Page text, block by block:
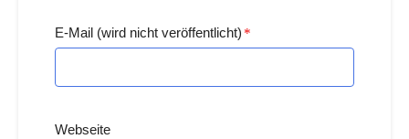
E-Mail (wird nicht veröffentlicht) *
Webseite